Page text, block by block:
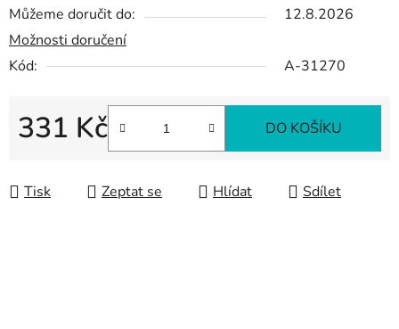
Můžeme doručit do:
12.8.2026
Možnosti doručení
Kód:
A-31270
331 Kč DO KOŠÍKU
Tisk Zeptat se Hlídat Sdílet